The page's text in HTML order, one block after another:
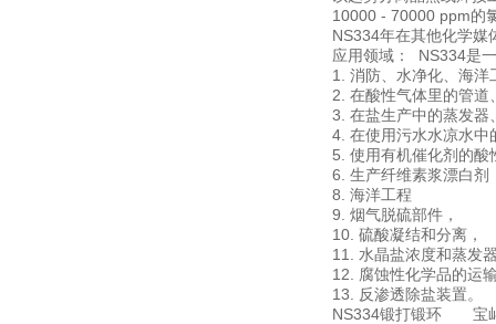
10000 - 70000 ppm的
NS334年在其他化学媒
应用领域： NS334是
1. 消防、水净化、海
2. 在酸性气体里的管
3. 在盐生产中的蒸发
4. 在使用污水水凉水
5. 使用有机催化剂的
6. 生产纤维素浆漂白剂
8. 海洋工程
9. 烟气脱硫部件，
10. 硫酸凝结和分离，
11. 水晶盐浓度和蒸发
12. 腐蚀性化学品的运
13. 反渗透除盐装置。
NS334锻打锻环 宝屿